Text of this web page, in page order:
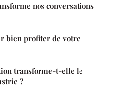
nos conversations
bien profiter de votre
transforme-t-elle le
?